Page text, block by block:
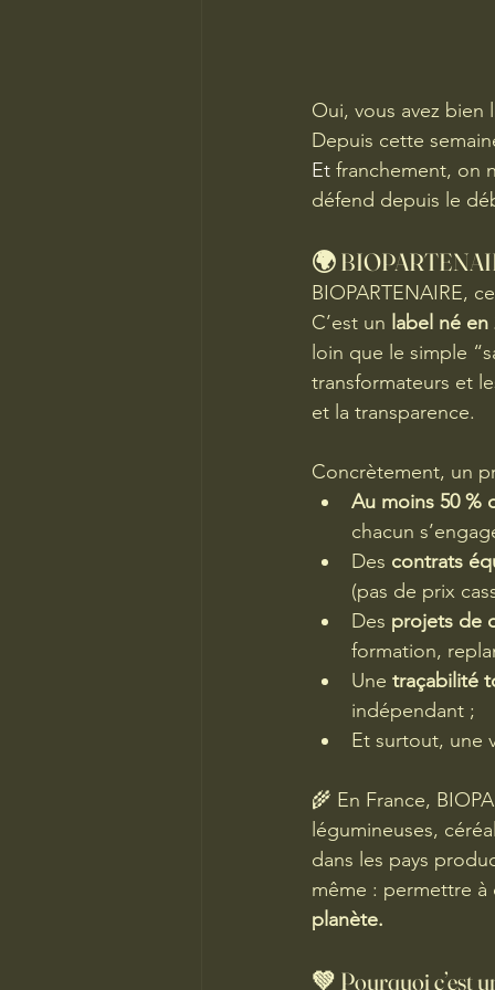
Oui, vous avez bien
Depuis cette
Et franchement, on
défend depuis le
🌍
BIOPARTENAIRE,
C’est un label né en
loin que le simple
transformateurs et
et la transparence.
Concrètement, un
Au moins 50 %
chacun
Des contrats
(pas de prix
Des projets de
formation,
Une traçabilité
indépendant ;
Et surtout, une
🌾 En France,
légumineuses,
dans les pays
même : permettre
planète.
💚 Pourquoi c’est